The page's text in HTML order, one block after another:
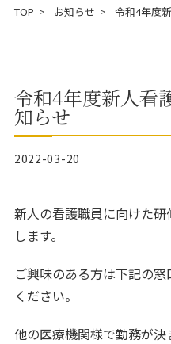
TOP お知らせ 令和4年度
令和4年度新人看
知らせ
2022-03-20
新人の看護職員に向けた
します。
ご興味のある方は下記の
ください。
他の医療機関様で勤務が